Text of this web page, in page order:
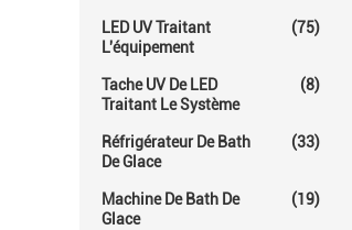
LED UV Traitant
L'équipement
(75)
Tache UV De LED
Traitant Le Système
(8)
Réfrigérateur De Bath
De Glace
(33)
Machine De Bath De
Glace
(19)